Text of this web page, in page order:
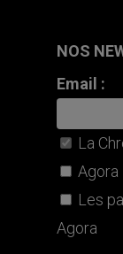
NOS
Email :
La
Agora
Les
Agora